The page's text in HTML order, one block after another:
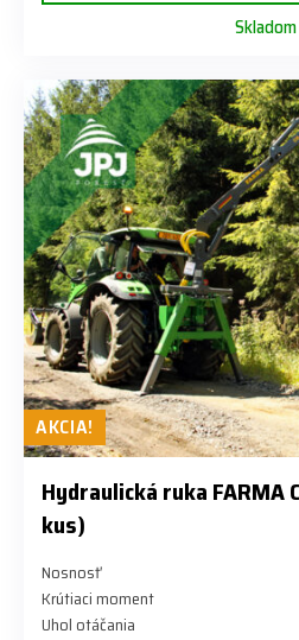
Skladom
AKCIA!
Hydraulická ruka FARMA
kus)
Nosnosť
Krútiaci moment
Uhol otáčania